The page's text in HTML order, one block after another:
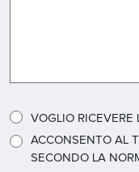
VOGLIO RICEVERE
ACCONSENTO AL
SECONDO LA